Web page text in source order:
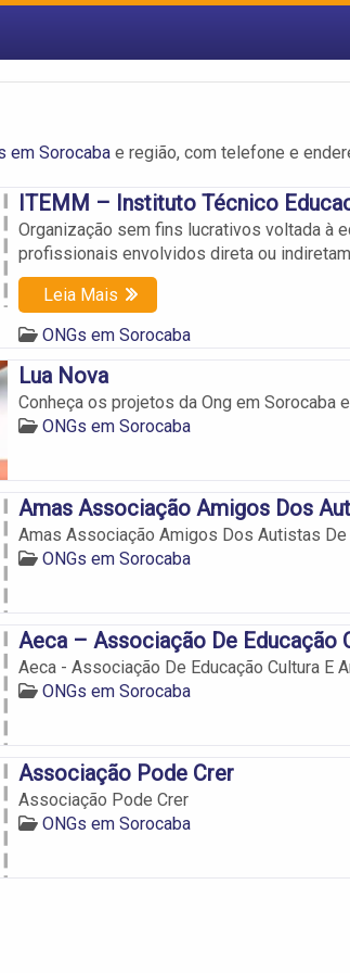
em Sorocaba e região, com telefone e
ITEMM – Instituto Técnico
Organização sem fins lucrativos voltada à
profissionais envolvidos direta ou
Leia Mais
ONGs em Sorocaba
Lua Nova
Conheça os projetos da Ong em Sorocaba
ONGs em Sorocaba
Amas Associação Amigos Dos
Amas Associação Amigos Dos Autistas De
ONGs em Sorocaba
Aeca – Associação De Educação
Aeca - Associação De Educação Cultura E
ONGs em Sorocaba
Associação Pode Crer
Associação Pode Crer
ONGs em Sorocaba